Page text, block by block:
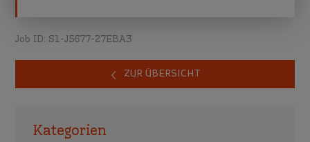
Job ID: S1-J5677-27EBA3
ZUR ÜBERSICHT
Kategorien